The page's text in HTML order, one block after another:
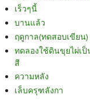
เร็วๆนี้
บานแล้ว
ฤดูกาล(ทดสอบเขียน)
ทดลองใช้ดินขุยไผ่เ
สี
ความหลัง
เล็บครุฑลังกา